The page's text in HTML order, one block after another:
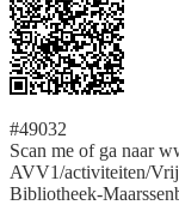
#49032
Scan me of ga naar
AVV1/activiteiten/
Bibliotheek-